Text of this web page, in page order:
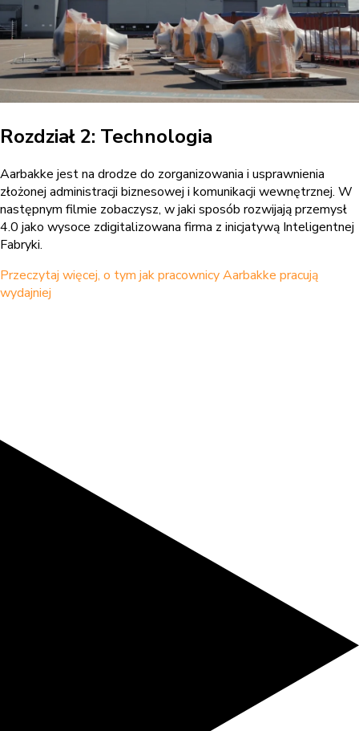
Rozdział 2: Technologia
Aarbakke jest na drodze do zorganizowania i usprawnienia
złożonej administracji biznesowej i komunikacji wewnętrznej. W
następnym filmie zobaczysz, w jaki sposób rozwijają przemysł
4.0 jako wysoce zdigitalizowana firma z inicjatywą Inteligentnej
Fabryki.
Przeczytaj więcej, o tym jak pracownicy Aarbakke pracują
wydajniej